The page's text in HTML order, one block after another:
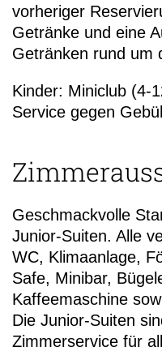
vorheriger
Getränke und eine
Getränken rund um
Kinder: Miniclub (4-
Service gegen
Geschmackvolle
Junior-Suiten. Alle
WC, Klimaanlage,
Safe, Minibar,
Kaffeemaschine
Die Junior-Suiten
Zimmerservice für